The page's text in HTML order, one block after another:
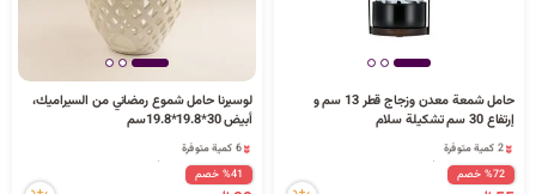
حامل شمعة معدن وزجاج قطر 13 سم و
إرتفاع 30 سم تشكيلة سلام
2 كمية متوفرة
1 مشاهدة مؤخراً
2 كمية متوفرة
%72 خصم
لوسيرنا حامل شموع رمضاني من السيراميك،
أبيض 30*19.8*19.8سم
6 كمية متوفرة
1 قطعة بيعت مؤخراً
5 مشاهدة مؤخراً
%41 خصم